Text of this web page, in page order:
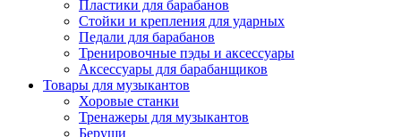
Пластики для барабанов
Стойки и крепления для ударных
Педали для барабанов
Тренировочные пэды и аксессуары
Аксессуары для барабанщиков
Товары для музыкантов
Хоровые станки
Тренажеры для музыкантов
Беруши